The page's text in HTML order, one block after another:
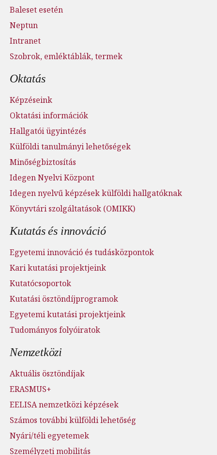
Baleset esetén
Neptun
Intranet
Szobrok, emléktáblák, termek
Oktatás
Képzéseink
Oktatási információk
Hallgatói ügyintézés
Külföldi tanulmányi lehetőségek
Minőségbiztosítás
Idegen Nyelvi Központ
Idegen nyelvű képzések külföldi hallgatóknak
Könyvtári szolgáltatások (OMIKK)
Kutatás és innováció
Egyetemi innováció és tudásközpontok
Kari kutatási projektjeink
Kutatócsoportok
Kutatási ösztöndíjprogramok
Egyetemi kutatási projektjeink
Tudományos folyóiratok
Nemzetközi
Aktuális ösztöndíjak
ERASMUS+
EELISA nemzetközi képzések
Számos további külföldi lehetőség
Nyári/téli egyetemek
Személyzeti mobilitás